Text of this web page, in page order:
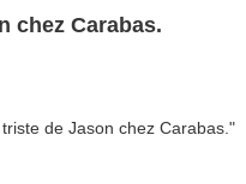
chez Carabas.